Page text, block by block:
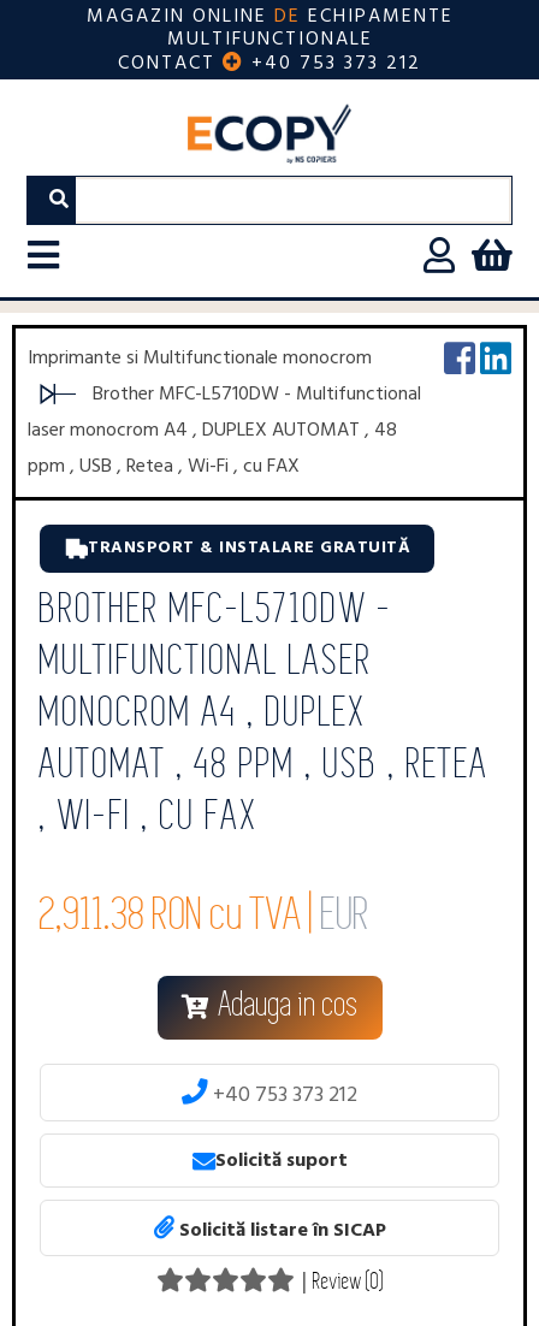
MAGAZIN ONLINE DE ECHIPAMENTE
MULTIFUNCTIONALE
CONTACT +40 753 373 212
Imprimante si Multifunctionale monocrom
Brother MFC-L5710DW - Multifunctional
laser monocrom A4 , DUPLEX AUTOMAT , 48
ppm , USB , Retea , Wi-Fi , cu FAX
TRANSPORT & INSTALARE GRATUITĂ
BROTHER MFC-L5710DW -
MULTIFUNCTIONAL LASER
MONOCROM A4 , DUPLEX
AUTOMAT , 48 PPM , USB , RETEA
, WI-FI , CU FAX
2,911.38 RON cu TVA | EUR
Adauga in cos
+40 753 373 212
Solicită suport
Solicită listare în SICAP
| Review (0)